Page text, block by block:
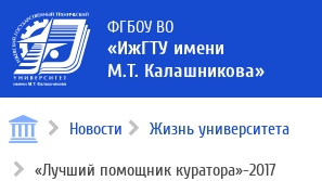
ФГБОУ ВО
«ИжГТУ имени
М.Т. Калашникова»
Новости Жизнь университета
«Лучший помощник куратора»-2017